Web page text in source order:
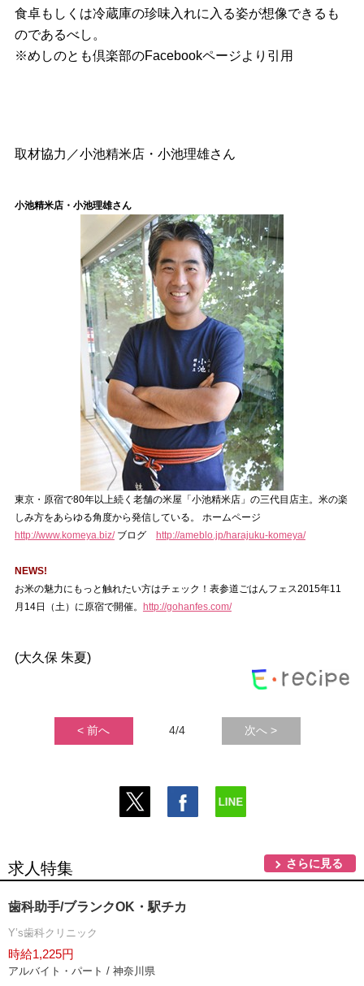
食卓もしくは冷蔵庫の珍味入れに入る姿が想像できるも
のであるべし。
※めしのとも倶楽部のFacebookページより引用
取材協力／小池精米店・小池理雄さん
小池精米店・小池理雄さん
東京・原宿で80年以上続く老舗の米屋「小池精米店」の三代目店主。米の楽
しみ方をあらゆる角度から発信している。 ホームページ
http://www.komeya.biz/ブログ http://ameblo.jp/harajuku-komeya/
NEWS!
お米の魅力にもっと触れたい方はチェック！表参道ごはんフェス2015年11
月14日（土）に原宿で開催。 http://gohanfes.com/
(大久保 朱夏)
< 前へ 4/4 次へ >
求人特集 さらに見る
歯科助手/ブランクOK・駅チカ
Y’s歯科クリニック
時給1,225円
アルバイト・パート / 神奈川県